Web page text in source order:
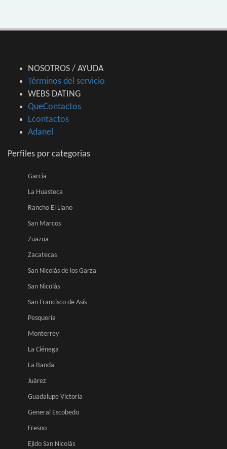
NOSOTROS / AYUDA
Términos del servicio
WEBS DATING
QueContactos
Lcontactos
Adanel
Perfiles por categorias
Garcia
La Huasteca
Rancho El Llano
San Marcos
Zuazua
Zacatecas
San Nicolás de los Garza
San Nicolás
San Francisco de Asís
Pesquería
Monterrey
La Ciénega
La Banda
Juárez
Guadalupe Victoria
General Escobedo
Fresno
Ejido San Nicolás